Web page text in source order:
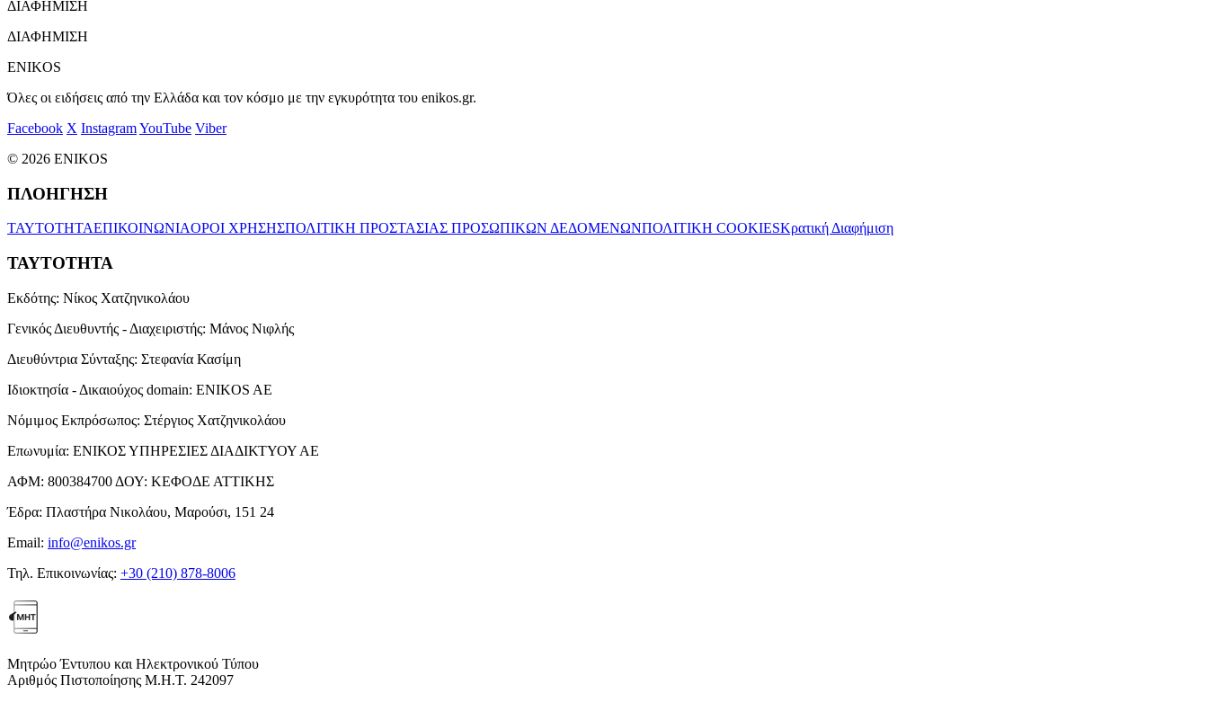
ΔΙΑΦΗΜΙΣΗ
ΔΙΑΦΗΜΙΣΗ
ENIKOS
Όλες οι ειδήσεις από την Ελλάδα και τον κόσμο με την εγκυρότητα του enikos.gr.
Facebook X InstagramYouTube Viber
© 2026 ENIKOS
ΠΛΟΗΓΗΣΗ
ΤΑΥΤΟΤΗΤΑΕΠΙΚΟΙΝΩΝΙΑΟΡΟΙ ΧΡΗΣΗΣΠΟΛΙΤΙΚΗ ΠΡΟΣΤΑΣΙΑΣ ΠΡΟΣΩΠΙΚΩΝ ΔΕΔΟΜΕΝΩΝΠΟΛΙΤΙΚΗ COOKIESΚρατική Διαφήμιση
ΤΑΥΤΟΤΗΤΑ
Εκδότης: Νίκος Χατζηνικολάου
Γενικός Διευθυντής - Διαχειριστής: Μάνος Νιφλής
Διευθύντρια Σύνταξης: Στεφανία Κασίμη
Ιδιοκτησία - Δικαιούχος domain: ENIKOS AE
Νόμιμος Εκπρόσωπος: Στέργιος Χατζηνικολάου
Επωνυμία: ΕΝΙΚΟΣ ΥΠΗΡΕΣΙΕΣ ΔΙΑΔΙΚΤΥΟΥ ΑΕ
ΑΦΜ: 800384700 ΔΟΥ: ΚΕΦΟΔΕ ΑΤΤΙΚΗΣ
Έδρα: Πλαστήρα Νικολάου, Μαρούσι, 151 24
Email: info@enikos.gr
Τηλ. Επικοινωνίας: +30 (210) 878-8006
Μητρώο Έντυπου και Ηλεκτρονικού Τύπου
Αριθμός Πιστοποίησης Μ.Η.Τ. 242097